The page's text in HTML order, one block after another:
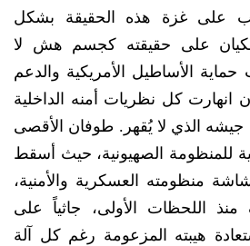
على غزة هذه الحقيقة بشكل
على حقيقته كجسم هش لا
حماية الأساطيل الأمريكية والدعم
انهارت كل نظريات أمنه الداخلية
الذي لا يُقهر. طوفان الأقصى
للمنظومة الصهيونية، حيث أسقط
منظومته العسكرية والأمنية،
اللحظات الأولى، جاثياً على
هيبته المزعومة رغم كل آلة